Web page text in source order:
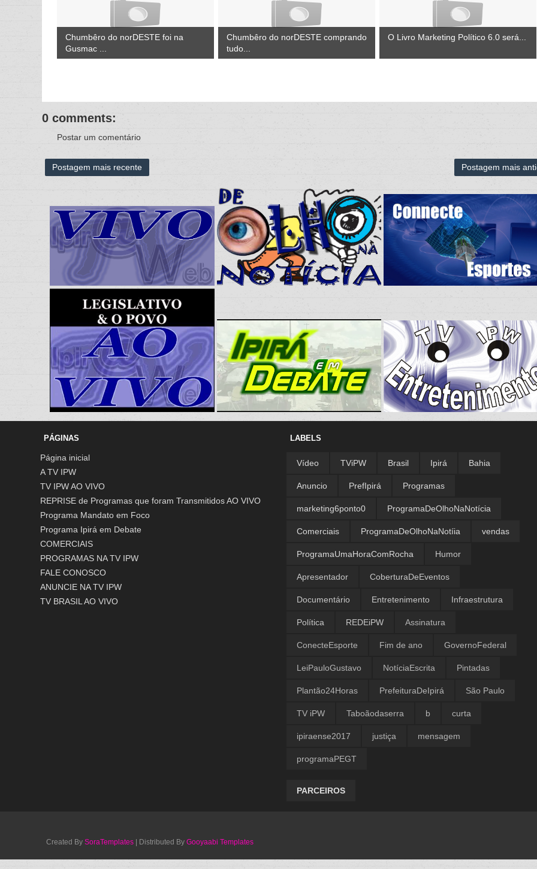
Chumbêro do norDESTE foi na
Gusmac ...
Chumbêro do norDESTE comprando
tudo...
O Livro Marketing Político 6.0 será...
0 comments:
Postar um comentário
Postagem mais recente Postagem mais
PÁGINAS
Página inicial
A TV IPW
TV IPW AO VIVO
REPRISE de Programas que foram Transmitidos AO VIVO
Programa Mandato em Foco
Programa Ipirá em Debate
COMERCIAIS
PROGRAMAS NA TV IPW
FALE CONOSCO
ANUNCIE NA TV IPW
TV BRASIL AO VIVO
LABELS
Vídeo TViPW Brasil Ipirá Bahia
Anuncio PrefIpirá Programas
marketing6ponto0 ProgramaDeOlhoNaNotícia
Comerciais ProgramaDeOlhoNaNotíia vendas
ProgramaUmaHoraComRocha Humor
Apresentador CoberturaDeEventos
Documentário Entretenimento Infraestrutura
Política REDEiPW Assinatura
ConecteEsporte Fim de ano GovernoFederal
LeiPauloGustavo NotíciaEscrita Pintadas
Plantão24Horas PrefeituraDeIpirá São Paulo
TV iPW Taboãodaserra b curta
ipiraense2017 justiça mensagem
programaPEGT
PARCEIROS
Created By SoraTemplates | Distributed By Gooyaabi Templates